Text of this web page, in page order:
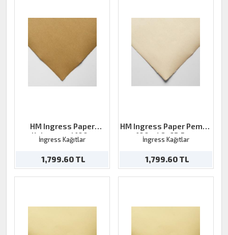
HM Ingress Paper
Kahverengi 100g
48x62,5cm
İngress Kağıtlar
1,799.60 TL
HM Ingress Paper Pembe
100g 48x62,5cm
İngress Kağıtlar
1,799.60 TL